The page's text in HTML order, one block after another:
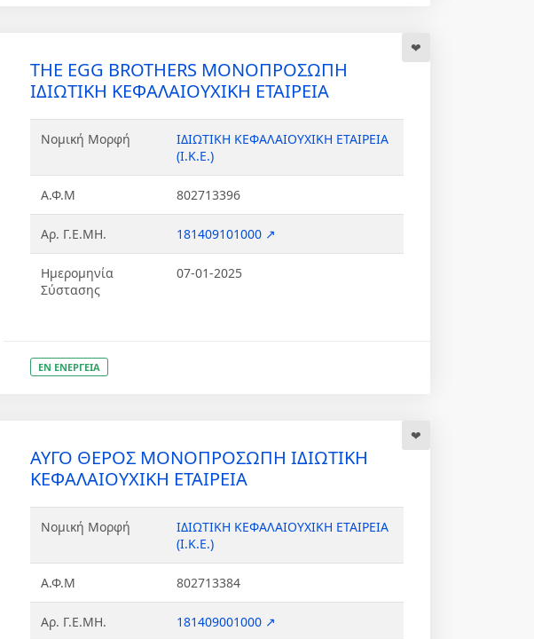
THE EGG BROTHERS ΜΟΝΟΠΡΟΣΩΠΗ
ΙΔΙΩΤΙΚΗ ΚΕΦΑΛΑΙΟΥΧΙΚΗ ΕΤΑΙΡΕΙΑ
Νομική Μορφή
ΙΔΙΩΤΙΚΗ ΚΕΦΑΛΑΙΟΥΧΙΚΗ ΕΤΑΙΡΕΙΑ
(Ι.Κ.Ε.)
Α.Φ.Μ 802713396
Αρ. Γ.Ε.ΜΗ. 181409101000 ↗
Ημερομηνία
Σύστασης
07-01-2025
ΕΝ ΕΝΕΡΓΕΙΑ
ΑΥΓΟ ΘΕΡΟΣ ΜΟΝΟΠΡΟΣΩΠΗ ΙΔΙΩΤΙΚΗ
ΚΕΦΑΛΑΙΟΥΧΙΚΗ ΕΤΑΙΡΕΙΑ
Νομική Μορφή
ΙΔΙΩΤΙΚΗ ΚΕΦΑΛΑΙΟΥΧΙΚΗ ΕΤΑΙΡΕΙΑ
(Ι.Κ.Ε.)
Α.Φ.Μ 802713384
Αρ. Γ.Ε.ΜΗ. 181409001000 ↗